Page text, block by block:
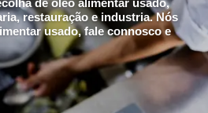
de óleo alimentar usado,
restauração e industria. Nós
usado, fale connosco e